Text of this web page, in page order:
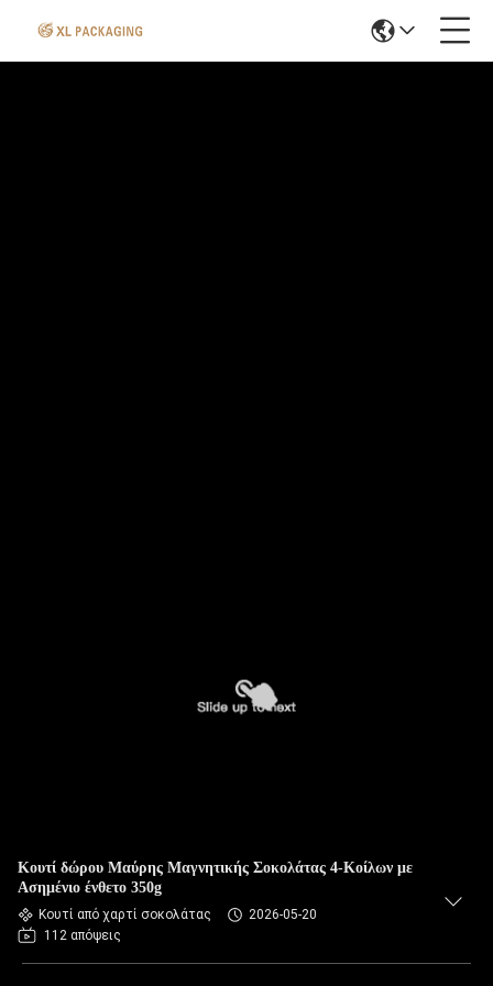
Κουτί δώρου Μαύρης Μαγνητικής Σοκολάτας 4-Κοίλων με
Ασημένιο ένθετο 350g
Κουτί από χαρτί σοκολάτας
2026-05-20
112 απόψεις